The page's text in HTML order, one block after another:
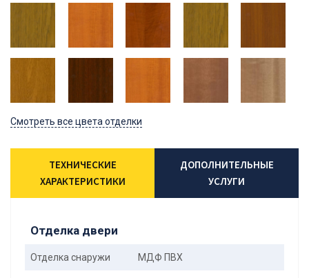
Смотреть все цвета отделки
ТЕХНИЧЕСКИЕ
ХАРАКТЕРИСТИКИ
ДОПОЛНИТЕЛЬНЫЕ
УСЛУГИ
Отделка двери
Отделка снаружи МДФ ПВХ